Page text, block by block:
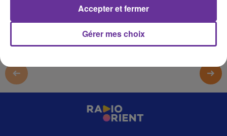
Gérer mes choix
Accepter et fermer